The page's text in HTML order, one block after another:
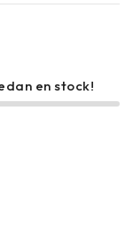
en stock!